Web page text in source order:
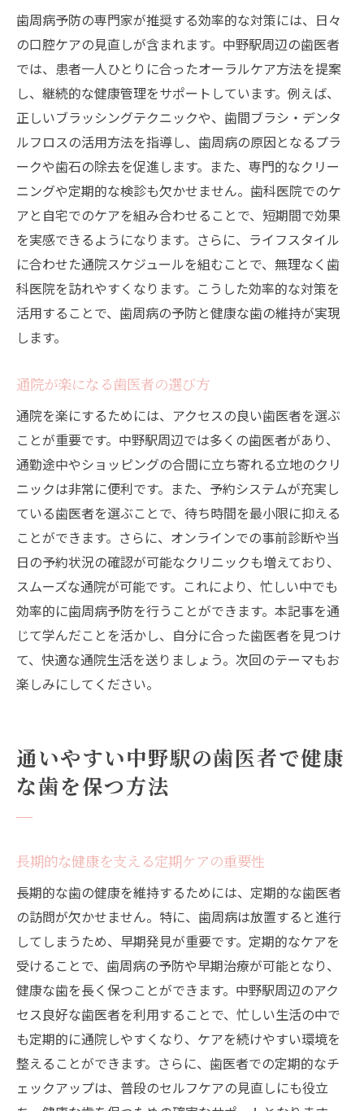
歯周病予防の専門家が推奨する効率的な対策には、日々
の口腔ケアの見直しが含まれます。中野駅周辺の歯医者
では、患者一人ひとりに合ったオーラルケア方法を提案
し、継続的な健康管理をサポートしています。例えば、
正しいブラッシングテクニックや、歯間ブラシ・デンタ
ルフロスの活用方法を指導し、歯周病の原因となるプラ
ークや歯石の除去を促進します。また、専門的なクリー
ニングや定期的な検診も欠かせません。歯科医院でのケ
アと自宅でのケアを組み合わせることで、短期間で効果
を実感できるようになります。さらに、ライフスタイル
に合わせた通院スケジュールを組むことで、無理なく歯
科医院を訪れやすくなります。こうした効率的な対策を
活用することで、歯周病の予防と健康な歯の維持が実現
します。
通院が楽になる歯医者の選び方
通院を楽にするためには、アクセスの良い歯医者を選ぶ
ことが重要です。中野駅周辺では多くの歯医者があり、
通勤途中やショッピングの合間に立ち寄れる立地のクリ
ニックは非常に便利です。また、予約システムが充実し
ている歯医者を選ぶことで、待ち時間を最小限に抑える
ことができます。さらに、オンラインでの事前診断や当
日の予約状況の確認が可能なクリニックも増えており、
スムーズな通院が可能です。これにより、忙しい中でも
効率的に歯周病予防を行うことができます。本記事を通
じて学んだことを活かし、自分に合った歯医者を見つけ
て、快適な通院生活を送りましょう。次回のテーマもお
楽しみにしてください。
通いやすい中野駅の歯医者で健康
な歯を保つ方法
長期的な健康を支える定期ケアの重要性
長期的な歯の健康を維持するためには、定期的な歯医者
の訪問が欠かせません。特に、歯周病は放置すると進行
してしまうため、早期発見が重要です。定期的なケアを
受けることで、歯周病の予防や早期治療が可能となり、
健康な歯を長く保つことができます。中野駅周辺のアク
セス良好な歯医者を利用することで、忙しい生活の中で
も定期的に通院しやすくなり、ケアを続けやすい環境を
整えることができます。さらに、歯医者での定期的なチ
ェックアップは、普段のセルフケアの見直しにも役立